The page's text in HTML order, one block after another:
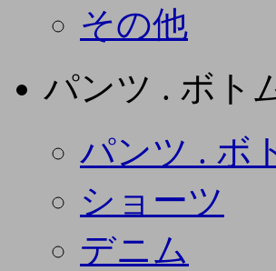
その他
パンツ . ボト
パンツ . ボ
ショーツ
デニム